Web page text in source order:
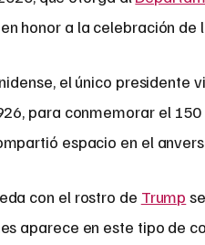
honor a la celebración
el único presidente
para conmemorar el
espacio en el
con el rostro de Trump
aparece en este tipo de